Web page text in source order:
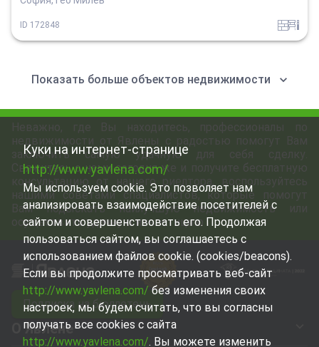
ID 172848 tuhlaobzavejdne_2
Показать больше объектов недвижимости
заключить самую удачную для себя сделку.
Свяжитесь с нами сегодня же и получите бесплатную
консультацию от нашего риелтора, воспользуйтесь
нашими советами спациалистов, которые помогут
Вам подыскать наилучшую недвижимость или
осуществить удачную инвестицию
Куки на интернет-странице
http://www.yavlena.com/
Мы используем cookie. Это позволяет нам
анализировать взаимодействие посетителей с
сайтом и совершенствовать его. Продолжая
пользоваться сайтом, вы соглашаетесь с
использованием файлов cookie. (cookies/beacons).
Если вы продолжите просматривать веб-сайт
http://www.yavlena.com/ без изменения своих
настроек, мы будем считать, что вы согласны
получать все cookies с сайта
http://www.yavlena.com/. Вы можете изменить
Подписка на бюллетень
О Явлене